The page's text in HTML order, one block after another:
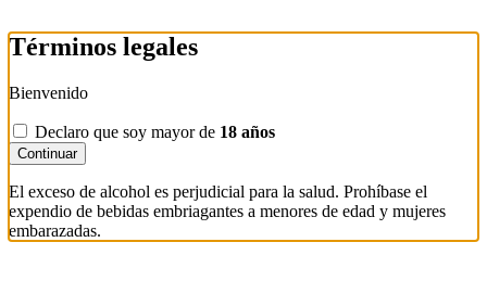
Términos legales
Bienvenido
Declaro que soy mayor de 18 años
Continuar
El exceso de alcohol es perjudicial para la salud. Prohíbase el
expendio de bebidas embriagantes a menores de edad y mujeres
embarazadas.